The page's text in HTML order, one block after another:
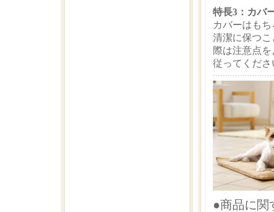
特長3：カバ
カバーはも
清潔に保つ
際は注意点
従ってくださ
●商品に関